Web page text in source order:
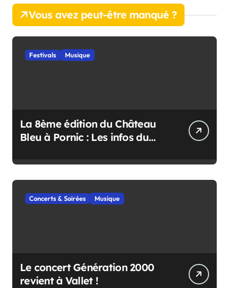
Vous avez peut-être manqué ?
Festivals Musique
La 8ème édition du Château
Bleu à Pornic : Les infos du
Concerts & Soirées Musique
Le concert Génération 2000
revient à Vallet !